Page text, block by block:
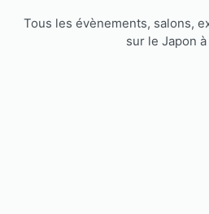
Tous les évènements, salons,
sur le Japon